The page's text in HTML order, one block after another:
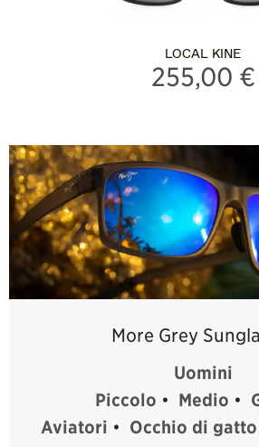
LOCAL KINE
255,00 €
More Grey
Uomini
Piccolo • Medio •
Aviatori • Occhio di gatto